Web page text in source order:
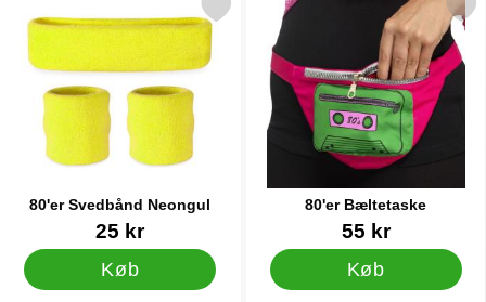
80'er Svedbånd Neongul
Varenr 1432425 kr
Køb
Markér 80'er Svedbånd Neongul som favorit
80'er Bæltetaske
Varenr 8821255 kr
Køb
Markér 80'er